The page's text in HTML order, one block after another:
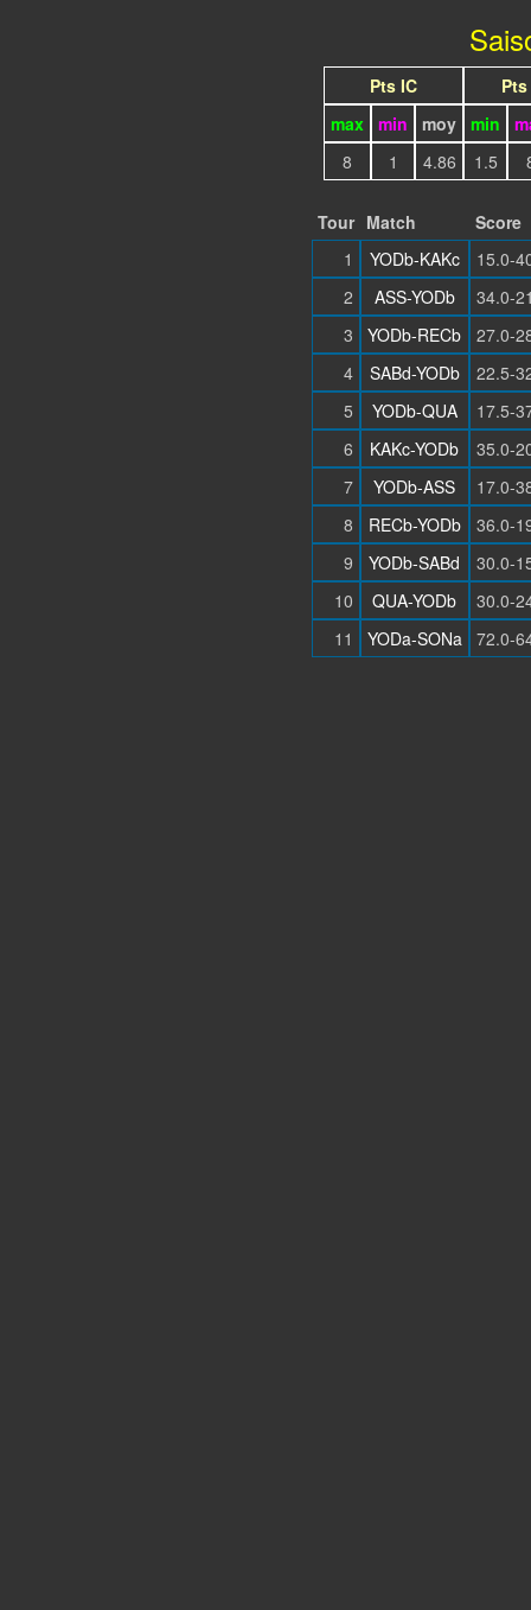
Pts IC
Pts
max min moy min
8
1 4.86 1.5
Tour Match
Score
1
YODb-KAKc
15.0-
2
ASS-YODb
34.0-
3
YODb-RECb
27.0-
4
SABd-YODb
22.5-
5
YODb-QUA
17.5-
6
KAKc-YODb
35.0-
7
YODb-ASS
17.0-
8
RECb-YODb
36.0-
9
YODb-SABd
30.0-
10
QUA-YODb
30.0-
11
YODa-SONa 72.0-